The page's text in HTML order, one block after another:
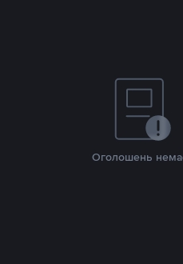
Оголошень